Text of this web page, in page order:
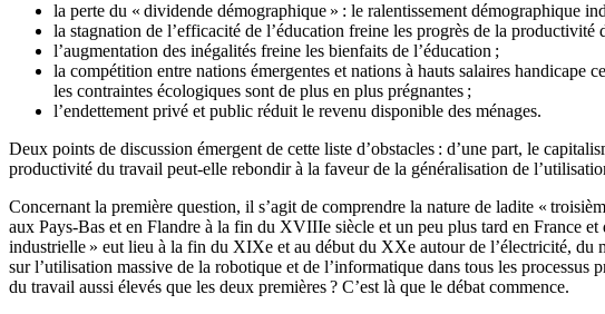
la perte du « dividende démographique » : le ralentissement démographique
la stagnation de l’efficacité de l’éducation freine les progrès de la productivité
l’augmentation des inégalités freine les bienfaits de l’éducation ;
la compétition entre nations émergentes et nations à hauts salaires handicape
les contraintes écologiques sont de plus en plus prégnantes ;
l’endettement privé et public réduit le revenu disponible des ménages.
Deux points de discussion émergent de cette liste d’obstacles : d’une part, le
productivité du travail peut-elle rebondir à la faveur de la généralisation de
Concernant la première question, il s’agit de comprendre la nature de ladite «
aux Pays-Bas et en Flandre à la fin du XVIIIe siècle et un peu plus tard en France
industrielle » eut lieu à la fin du XIXe et au début du XXe autour de l’électricité, du
sur l’utilisation massive de la robotique et de l’informatique dans tous les
du travail aussi élevés que les deux premières ? C’est là que le débat commence.